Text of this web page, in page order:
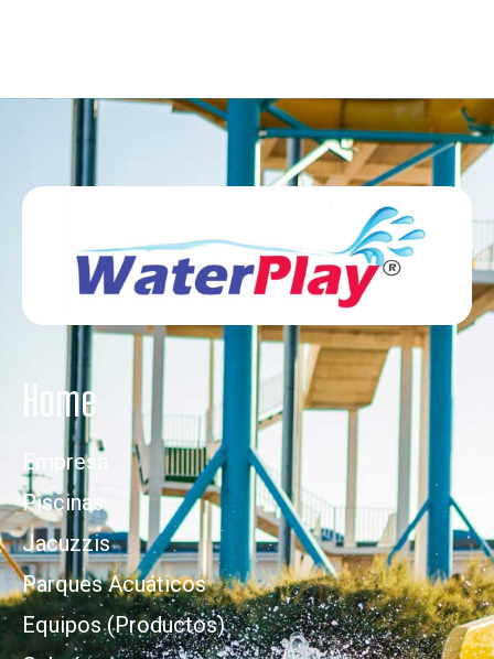
Home
Empresa
Piscinas
Jacuzzis
Parques Acuáticos
Equipos (Productos)